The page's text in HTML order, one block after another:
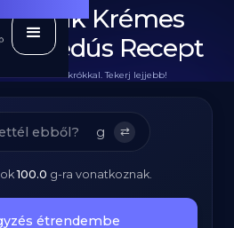
Steak Krémes
Recept
és Makrókkal. Tekerj lejjebb!
g ⇄
100.0 g-ra vonatkoznak.
étrendembe